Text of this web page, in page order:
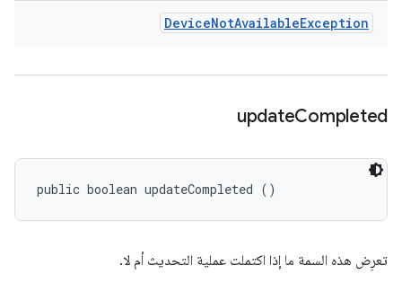
DeviceNotAvailableException
updateCompleted
public boolean updateCompleted ()
تعرِض هذه السمة ما إذا اكتملت عملية التحديث أم لا.